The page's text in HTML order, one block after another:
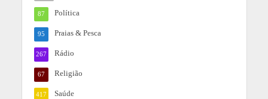
Política
87
Praias & Pesca
95
Rádio
267
Religião
67
Saúde
417